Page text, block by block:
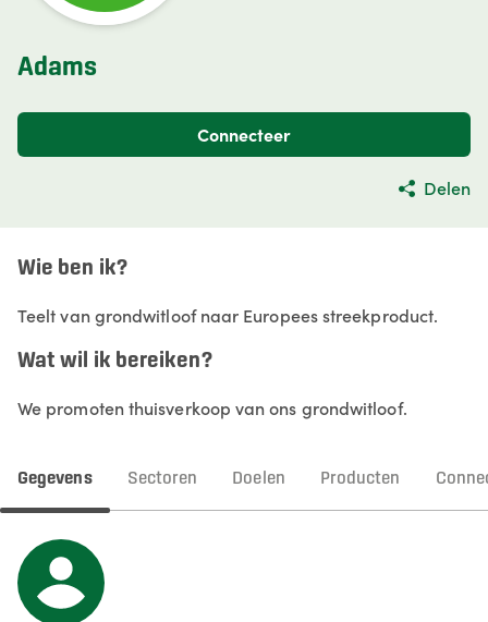
Adams
Connecteer
Delen
Wie ben ik?
Teelt van grondwitloof naar Europees streekproduct.
Wat wil ik bereiken?
We promoten thuisverkoop van ons grondwitloof.
Gegevens Sectoren Doelen Producten